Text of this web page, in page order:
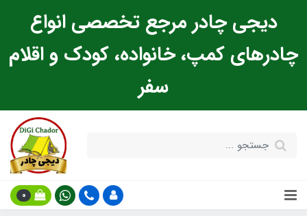
دیجی چادر مرجع تخصصی انواع
چادرهای کمپ، خانواده، کودک و اقلام
سفر
0